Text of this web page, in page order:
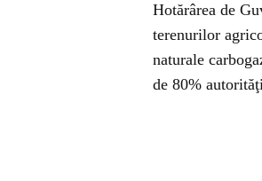
Hotărârea de
terenurilor
naturale
de 80%